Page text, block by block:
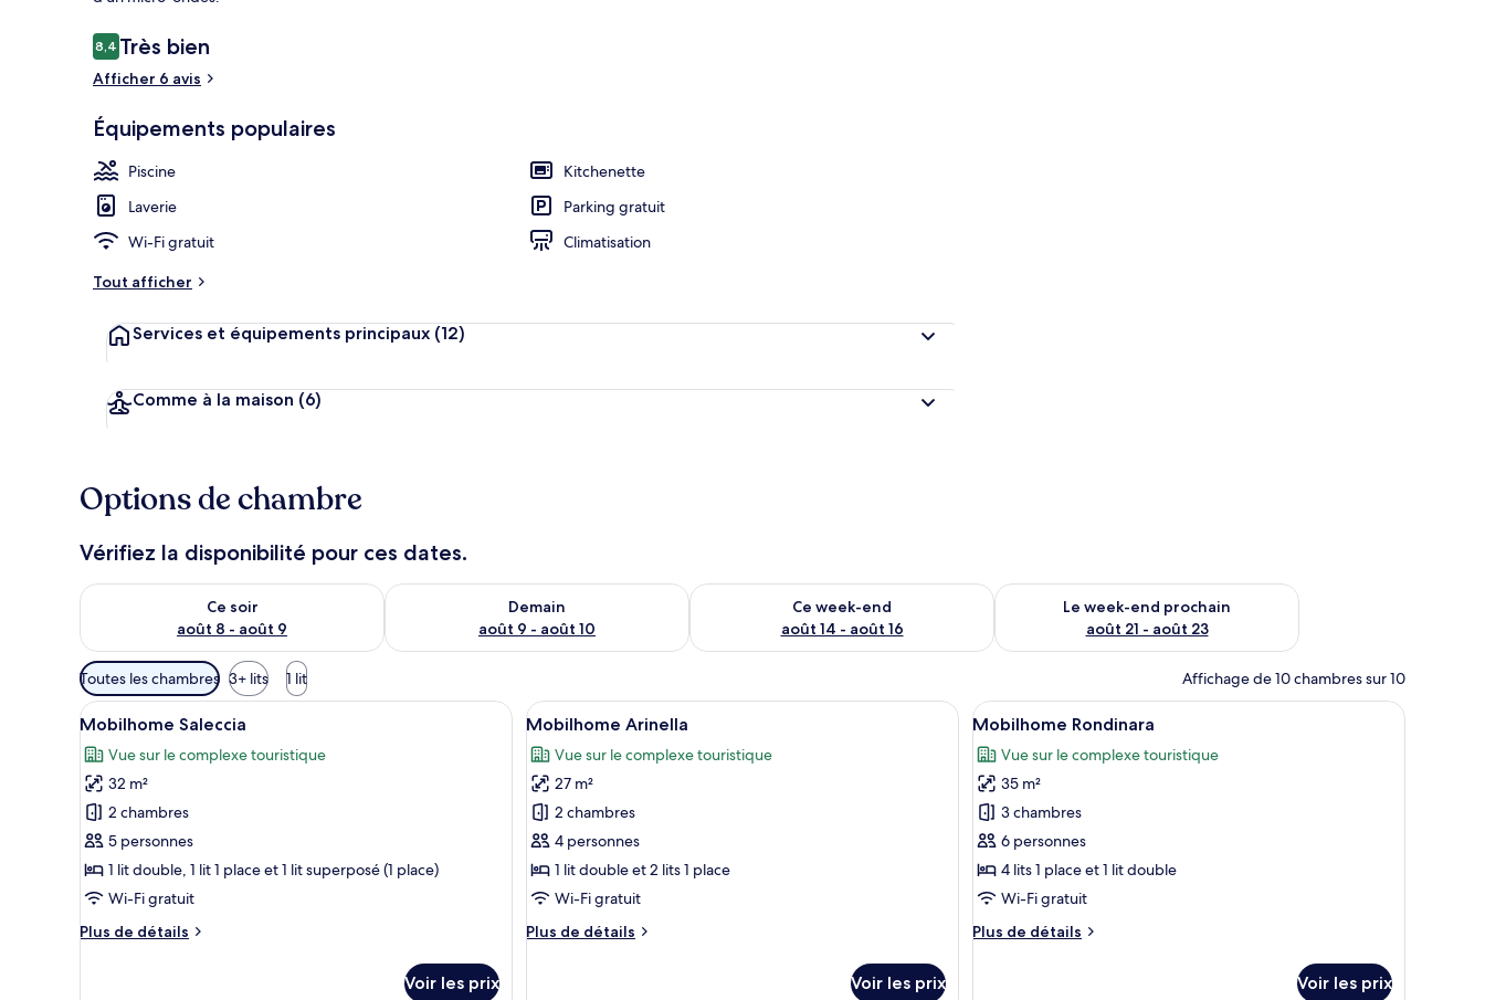
Avis
voyageurs
8,48,4 sur 10
Très bien
Afficher 6 avis
Équipements populaires
Piscine
Kitchenette
Laverie
Parking gratuit
Wi-Fi gratuit
Climatisation
Tout afficher
Services et équipements principaux (12)
Comme à la maison (6)
Options de chambre
Vérifiez la disponibilité pour ces dates.
Ce soir
août 8 - août 9
Vérifier la disponibilité pour ce soir août 8 - août 9
Demain
août 9 - août 10
Vérifier la disponibilité pour demain août 9 - août 10
Ce week-end
août 14 - août 16
Vérifier la disponibilité pour ce week-end août 14 - août 16
Le week-end prochain
août 21 - août 23
Vérifier la disponibilité pour le week-end prochain août 21 -
Filtres
disponibles
pour
les
chambres
Toutes les chambres 3+ lits 1 lit Affichage de 10 chambres sur 10
Afficher
toutes
les
photos
pour
ce
type
de
chambre :
Mobilhome
Une chambre à coucher avec un lit, des étagères en bois, des lampes fixées au mur et une fenêtre avec des rideaux.
9
Mobilhome Saleccia
Vue sur le complexe touristique
32 m²
2 chambres
5 personnes
1 lit double, 1 lit 1 place et 1 lit superposé (1 place)
Wi-Fi gratuit
Plus de détails
Plus
Voir les prix
Afficher
toutes
les
photos
pour
ce
type
de
chambre :
Mobilhome
Une chambre simple avec deux lits, une fenêtre avec des rideaux, une étagère en bois au-dessus des lits et une
10
Mobilhome Arinella
Vue sur le complexe touristique
27 m²
2 chambres
4 personnes
1 lit double et 2 lits 1 place
Wi-Fi gratuit
Plus de détails
Plus
Voir les prix
Afficher
toutes
les
photos
pour
ce
type
de
chambre :
Mobilhome
Une maison mobile avec une allée pavée,
9
Mobilhome Rondinara
Vue sur le complexe touristique
35 m²
3 chambres
6 personnes
4 lits 1 place et 1 lit double
Wi-Fi gratuit
Plus de détails
Plus
Voir les prix